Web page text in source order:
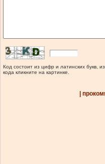
Код состоит из цифр и латинских букв,
кода кликните на картинке.
|